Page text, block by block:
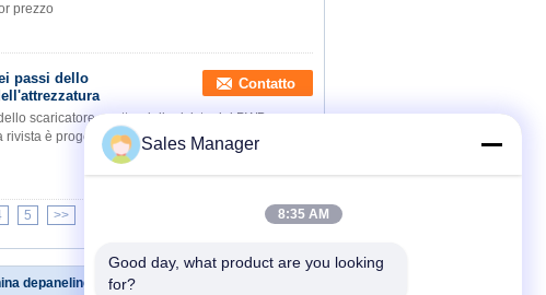
prezzo
passi dello
Contatto
scaricatore quattro della rivista del PWB
è progettato per lo scarico di PCBs, un PWB
5 >>
depaneling del PWB
Sales Manager
8:35 AM
Good day, what product are you looking
for?